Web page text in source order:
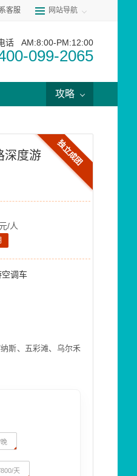
客服 网站导航
话 AM:8:00-PM:12:00
099-2065
攻略
独立成团
深度游
/人
空调车
斯、五彩滩、乌尔禾
天